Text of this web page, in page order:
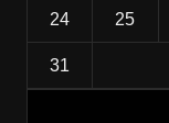
24 25
31